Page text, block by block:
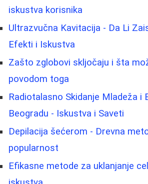
iskustva korisnika
Ultrazvučna Kavitacija - Da Li
Efekti i Iskustva
Zašto zglobovi skljočaju i šta
povodom toga
Radiotalasno Skidanje Mladeža i
Beogradu - Iskustva i Saveti
Depilacija šećerom - Drevna
popularnost
Efikasne metode za uklanjanje